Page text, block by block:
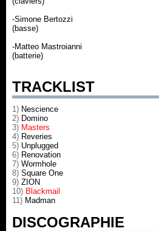
-Simone Bertozzi
(basse)
-Matteo Mastroianni
(batterie)
TRACKLIST
1) Nescience
2) Domino
3) Masters
4) Reveries
5) Unplugged
6) Renovation
7) Wormhole
8) Square One
9) ZION
10) Blackmail
11) Madman
DISCOGRAPHIE